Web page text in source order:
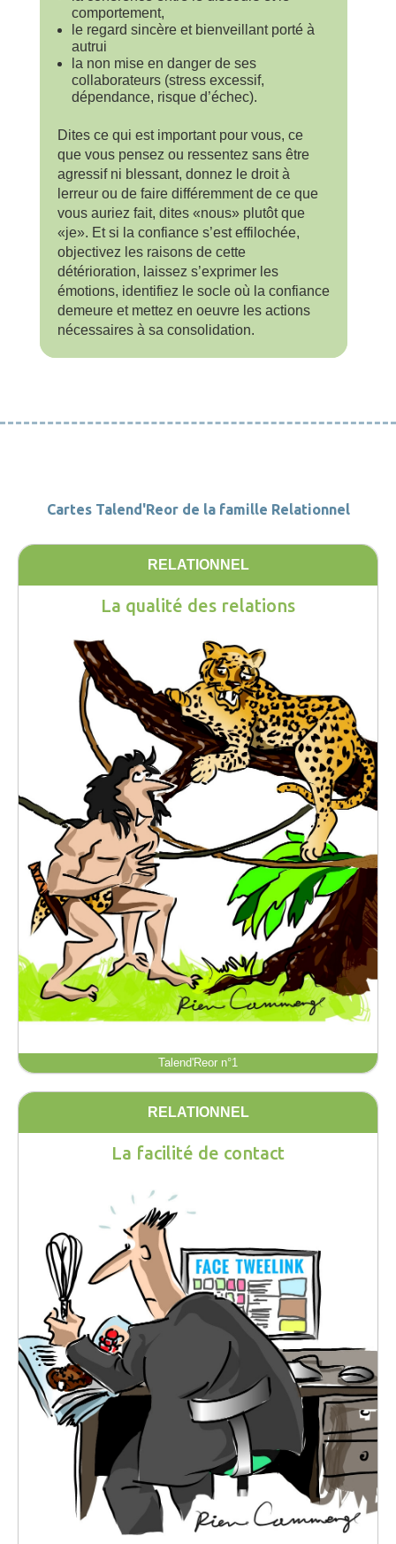
comportement,
le regard sincère et bienveillant porté à
autrui
la non mise en danger de ses
collaborateurs (stress excessif,
dépendance, risque d’échec).
Dites ce qui est important pour vous, ce
que vous pensez ou ressentez sans être
agressif ni blessant, donnez le droit à
lerreur ou de faire différemment de ce que
vous auriez fait, dites «nous» plutôt que
«je». Et si la confiance s’est effilochée,
objectivez les raisons de cette
détérioration, laissez s’exprimer les
émotions, identifiez le socle où la confiance
demeure et mettez en oeuvre les actions
nécessaires à sa consolidation.
Cartes Talend'Reor de la famille Relationnel
RELATIONNEL
La qualité des relations
Talend'Reor n°1
RELATIONNEL
La facilité de contact